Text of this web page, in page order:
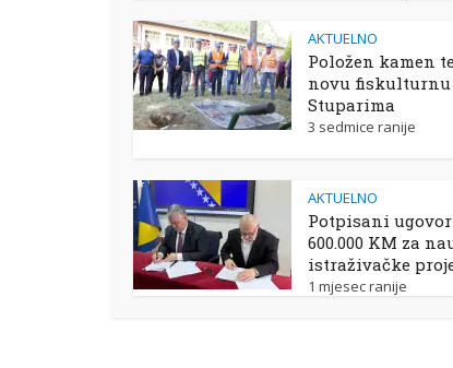
AKTUELNO
Položen kamen
novu fiskulturnu
Stuparima
3 sedmice ranije
AKTUELNO
Potpisani
600.000 KM za
istraživačke
1 mjesec ranije